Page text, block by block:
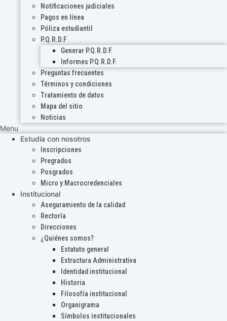
Notificaciones judiciales
Pagos en línea
Póliza estudiantil
P.Q.R.D.F
Generar P.Q.R.D.F.
Informes P.Q.R.D.F.
Preguntas frecuentes
Términos y condiciones
Tratamiento de datos
Mapa del sitio
Noticias
Menu
Estudia con nosotros
Inscripciones
Pregrados
Posgrados
Micro y Macrocredenciales
Institucional
Aseguramiento de la calidad
Rectoría
Direcciones
¿Quiénes somos?
Estatuto general
Estructura Administrativa
Identidad institucional
Historia
Filosofía institucional
Organigrama
Símbolos institucionales